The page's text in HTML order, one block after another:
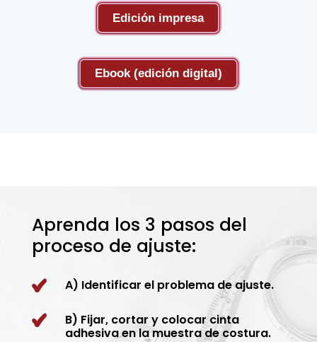
Edición impresa
Ebook (edición digital)
Aprenda los 3 pasos del
proceso de ajuste:
A) Identificar el problema de ajuste.
B) Fijar, cortar y colocar cinta
adhesiva en la muestra de costura.